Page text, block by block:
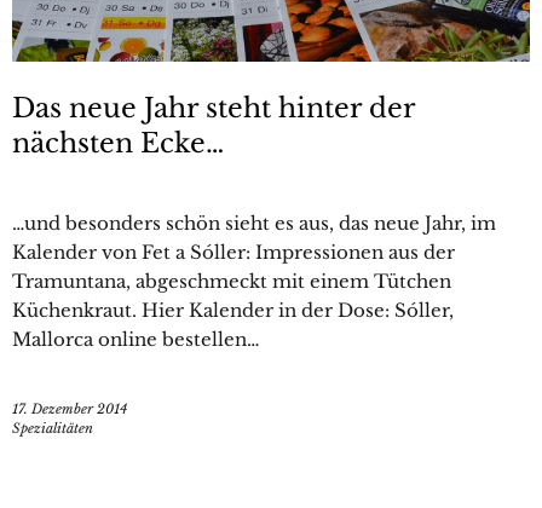
Das neue Jahr steht hinter der
nächsten Ecke…
…und besonders schön sieht es aus, das neue Jahr, im
Kalender von Fet a Sóller: Impressionen aus der
Tramuntana, abgeschmeckt mit einem Tütchen
Küchenkraut. Hier Kalender in der Dose: Sóller,
Mallorca online bestellen…
17. Dezember 2014
Spezialitäten